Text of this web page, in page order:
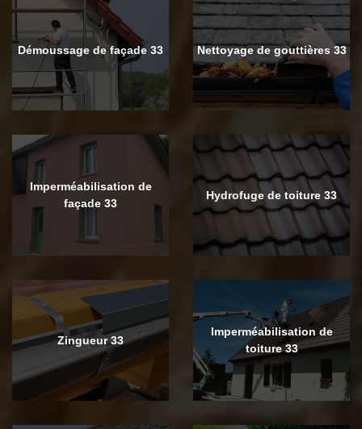
Démoussage de façade 33 Nettoyage de gouttières 33
Imperméabilisation de
façade 33
Hydrofuge de toiture 33
Zingueur 33
Imperméabilisation de
toiture 33